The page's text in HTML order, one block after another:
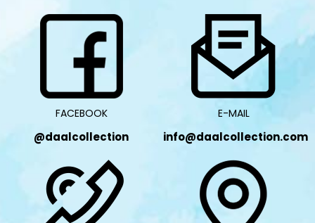
FACEBOOK
@daalcollection
E-MAIL
info@daalcollection.com